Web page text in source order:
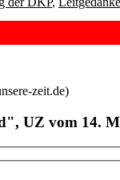
zeit.de)
UZ vom 14.